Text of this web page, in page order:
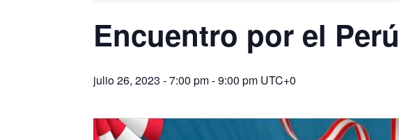
Encuentro por el Perú
julio 26, 2023 - 7:00 pm-9:00 pm UTC+0